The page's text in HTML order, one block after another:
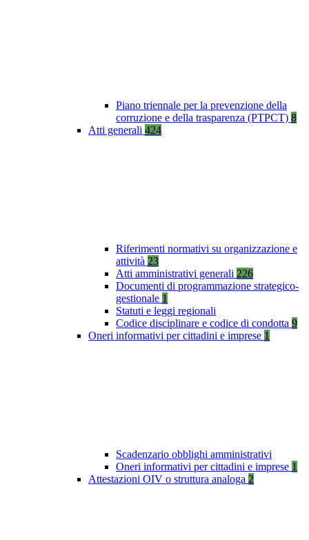
Piano triennale per la prevenzione della
corruzione e della trasparenza (PTPCT) 8
Atti generali 424
Riferimenti normativi su organizzazione e
attività 23
Atti amministrativi generali 226
Documenti di programmazione strategico-
gestionale 1
Statuti e leggi regionali
Codice disciplinare e codice di condotta 9
Oneri informativi per cittadini e imprese 1
Scadenzario obblighi amministrativi
Oneri informativi per cittadini e imprese 1
Attestazioni OIV o struttura analoga 2